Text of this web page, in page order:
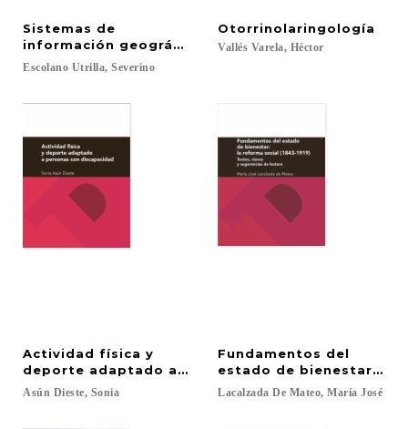
Sistemas de
información geográfica. Una introducción para
Escolano Utrilla, Severino
Otorrinolaringología
Vallés Varela, Héctor
Actividad física y
deporte adaptado a personas con discapacidad
Asún Dieste, Sonia
Fundamentos del
estado de bienestar: la
Lacalzada De Mateo, María José